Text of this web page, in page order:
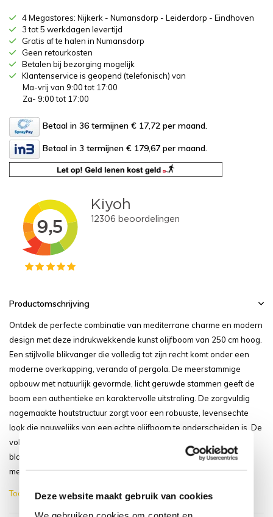
Deze website maakt gebruik van cookies
4 Megastores: Nijkerk - Numansdorp - Leiderdorp - Eindhoven
3 tot 5 werkdagen levertijd
Gratis af te halen in Numansdorp
Geen retourkosten
Betalen bij bezorging mogelijk
Klantenservice is geopend (telefonisch) van
Ma-vrij van 9:00 tot 17:00
Za- 9:00 tot 17:00
Betaal in 36 termijnen € 17,72 per maand.
Betaal in 3 termijnen € 179,67 per maand.
Productomschrijving
Ontdek de perfecte combinatie van mediterrane charme en modern
design met deze indrukwekkende kunst olijfboom van 250 cm hoog.
Een stijlvolle blikvanger die volledig tot zijn recht komt onder een
moderne overkapping, veranda of pergola. De meerstammige
opbouw met natuurlijk gevormde, licht geruwde stammen geeft de
boom een authentieke en karaktervolle uitstraling. De zorgvuldig
nagemaakte houtstructuur zorgt voor een robuuste, levensechte
look die nauwelijks van een echte olijfboom te onderscheiden is. De
volle, rijk vertakte kruin met frisgroene, realistisch gevormde
bladeren en subtiel verspreide olijven brengt direct een warme,
mediterra...
Toon meer